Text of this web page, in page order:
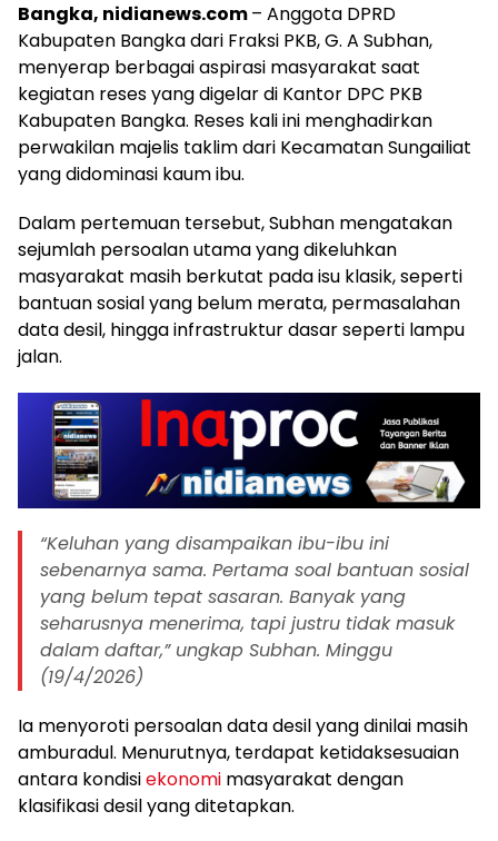
Bangka, nidianews.com– Anggota DPRD
Kabupaten Bangka dari Fraksi PKB, G. A Subhan,
menyerap berbagai aspirasi masyarakat saat
kegiatan reses yang digelar di Kantor DPC PKB
Kabupaten Bangka. Reses kali ini menghadirkan
perwakilan majelis taklim dari Kecamatan Sungailiat
yang didominasi kaum ibu.
Dalam pertemuan tersebut, Subhan mengatakan
sejumlah persoalan utama yang dikeluhkan
masyarakat masih berkutat pada isu klasik, seperti
bantuan sosial yang belum merata, permasalahan
data desil, hingga infrastruktur dasar seperti lampu
jalan.
“Keluhan yang disampaikan ibu-ibu ini
sebenarnya sama. Pertama soal bantuan sosial
yang belum tepat sasaran. Banyak yang
seharusnya menerima, tapi justru tidak masuk
dalam daftar,” ungkap Subhan. Minggu
(19/4/2026)
Ia menyoroti persoalan data desil yang dinilai masih
amburadul. Menurutnya, terdapat ketidaksesuaian
antara kondisiekonomi masyarakat dengan
klasifikasi desil yang ditetapkan.